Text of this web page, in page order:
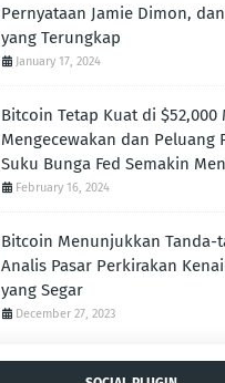
Pernyataan Jamie Dimon,
yang Terungkap
January 17, 2024
Bitcoin Tetap Kuat di $52,000
Mengecewakan dan Peluang
Suku Bunga Fed Semakin
February 16, 2024
Bitcoin Menunjukkan Tanda-
Analis Pasar Perkirakan
yang Segar
December 27, 2023